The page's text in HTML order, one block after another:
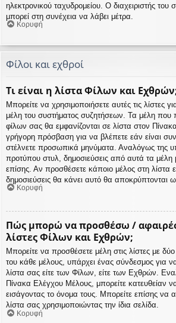
ηλεκτρονικού ταχυδρομείου. Ο διαχειριστής
μπορεί στη συνέχεια να λάβει μέτρα.
Κορυφή
Φίλοι και εχθροί
Τι είναι η λίστα Φίλων και
Μπορείτε να χρησιμοποιήσετε αυτές τις λίστες
μέλη του συστήματος συζητήσεων. Τα μέλη που
φίλων σας θα εμφανίζονται σε λίστα στον
γρήγορη πρόσβαση για να βλέπετε εάν είναι
στέλνετε προσωπικά μηνύματα. Αναλόγως της
προτύπου στυλ, δημοσιεύσεις από αυτά τα μέλη
επίσης. Αν προσθέσετε κάποιο μέλος στη λίστα
δημοσιεύσεις θα κάνει αυτό θα αποκρύπτονται
Κορυφή
Πώς μπορώ να προσθέσω /
λίστες Φίλων και Εχθρών;
Μπορείτε να προσθέσετε μέλη στις λίστες με
του κάθε μέλους, υπάρχει ένας σύνδεσμος για
λίστα σας είτε των Φίλων, είτε των Εχθρών.
Πίνακα Ελέγχου Μέλους, μπορείτε κατευθείαν
εισάγοντας το όνομα τους. Μπορείτε επίσης να
λίστα σας χρησιμοποιώντας την ίδια σελίδα.
Κορυφή